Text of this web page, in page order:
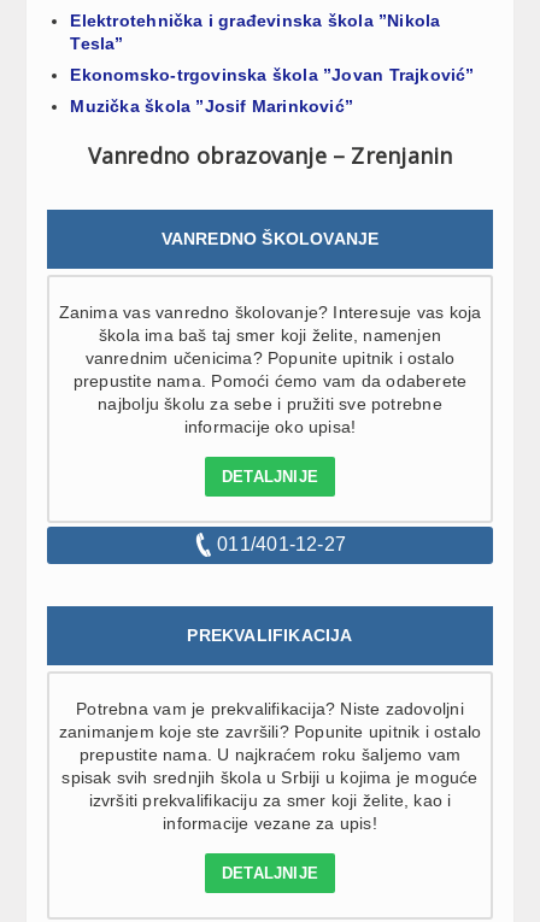
Elektrotehnička i građevinska škola ”Nikola
Tesla”
Ekonomsko-trgovinska škola ”Jovan Trajković”
Muzička škola ”Josif Marinković”
Vanredno obrazovanje – Zrenjanin
VANREDNO ŠKOLOVANJE
Zanima vas vanredno školovanje? Interesuje vas koja
škola ima baš taj smer koji želite, namenjen
vanrednim učenicima? Popunite upitnik i ostalo
prepustite nama. Pomoći ćemo vam da odaberete
najbolju školu za sebe i pružiti sve potrebne
informacije oko upisa!
DETALJNIJE
011/401-12-27
PREKVALIFIKACIJA
Potrebna vam je prekvalifikacija? Niste zadovoljni
zanimanjem koje ste završili? Popunite upitnik i ostalo
prepustite nama. U najkraćem roku šaljemo vam
spisak svih srednjih škola u Srbiji u kojima je moguće
izvršiti prekvalifikaciju za smer koji želite, kao i
informacije vezane za upis!
DETALJNIJE